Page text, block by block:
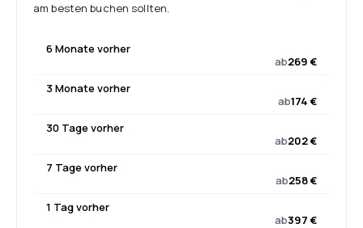
am besten buchen sollten.
6 Monate vorher
ab269 €
3 Monate vorher
ab174 €
30 Tage vorher
ab202 €
7 Tage vorher
ab258 €
1 Tag vorher
ab397 €